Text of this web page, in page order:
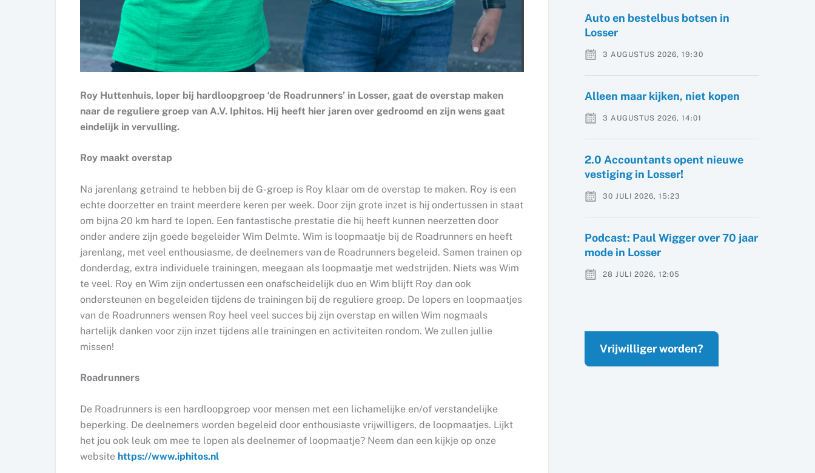
Roy Huttenhuis, loper bij hardloopgroep ‘de Roadrunners’ in Losser, gaat de overstap maken
naar de reguliere groep van A.V. Iphitos. Hij heeft hier jaren over gedroomd en zijn wens gaat
eindelijk in vervulling.
Roy maakt overstap
Na jarenlang getraind te hebben bij de G-groep is Roy klaar om de overstap te maken. Roy is een
echte doorzetter en traint meerdere keren per week. Door zijn grote inzet is hij ondertussen in staat
om bijna 20 km hard te lopen. Een fantastische prestatie die hij heeft kunnen neerzetten door
onder andere zijn goede begeleider Wim Delmte. Wim is loopmaatje bij de Roadrunners en heeft
jarenlang, met veel enthousiasme, de deelnemers van de Roadrunners begeleid. Samen trainen op
donderdag, extra individuele trainingen, meegaan als loopmaatje met wedstrijden. Niets was Wim
te veel. Roy en Wim zijn ondertussen een onafscheidelijk duo en Wim blijft Roy dan ook
ondersteunen en begeleiden tijdens de trainingen bij de reguliere groep. De lopers en loopmaatjes
van de Roadrunners wensen Roy heel veel succes bij zijn overstap en willen Wim nogmaals
hartelijk danken voor zijn inzet tijdens alle trainingen en activiteiten rondom. We zullen jullie
missen!
Roadrunners
De Roadrunners is een hardloopgroep voor mensen met een lichamelijke en/of verstandelijke
beperking. De deelnemers worden begeleid door enthousiaste vrijwilligers, de loopmaatjes. Lijkt
het jou ook leuk om mee te lopen als deelnemer of loopmaatje? Neem dan een kijkje op onze
website https://www.iphitos.nl
Auto en bestelbus botsen in
Losser
3 AUGUSTUS 2026, 19:30
Alleen maar kijken, niet kopen
3 AUGUSTUS 2026, 14:01
2.0 Accountants opent nieuwe
vestiging in Losser!
30 JULI 2026, 15:23
Podcast: Paul Wigger over 70 jaar
mode in Losser
28 JULI 2026, 12:05
Vrijwilliger worden?